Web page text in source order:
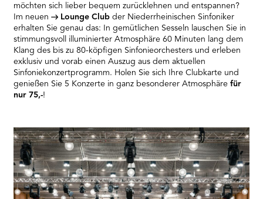
möchten sich lieber bequem zurücklehnen und entspannen?
Im neuen
Lounge Clubder Niederrheinischen Sinfoniker
erhalten Sie genau das: In gemütlichen Sesseln lauschen Sie in
stimmungsvoll illuminierter Atmosphäre 60 Minuten lang dem
Klang des bis zu 80-köpfigen Sinfonieorchesters und erleben
exklusiv und vorab einen Auszug aus dem aktuellen
Sinfoniekonzertprogramm. Holen Sie sich Ihre Clubkarte und
genießen Sie 5 Konzerte in ganz besonderer Atmosphärefür
nur 75,-!